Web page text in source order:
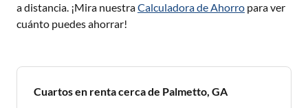
a distancia. ¡Mira nuestraCalculadora de Ahorro para ver
cuánto puedes ahorrar!
Cuartos en renta cerca de Palmetto, GA